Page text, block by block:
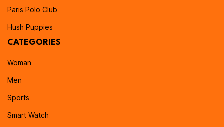
Paris Polo Club
Hush Puppies
CATEGORIES
Woman
Men
Sports
Smart Watch